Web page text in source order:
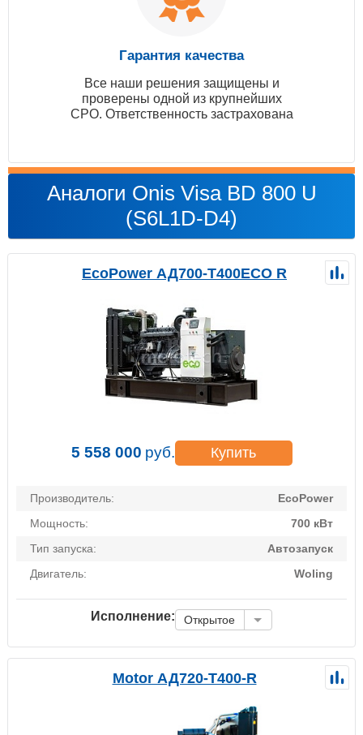
Гарантия качества
Все наши решения защищены и
проверены одной из крупнейших
СРО. Ответственность застрахована
Аналоги Onis Visa BD 800 U
(S6L1D-D4)
EcoPower АД700-T400ECO R
5 558 000 руб. Купить
Производитель:
EcoPower
Мощность:
700 кВт
Тип запуска:
Автозапуск
Двигатель:
Woling
Исполнение: Открытое
Motor АД720-Т400-R